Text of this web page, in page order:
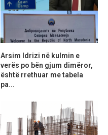
Arsim Idrizi në kulmin e
verës po bën gjum dimëror,
është rrethuar me tabela
pa...